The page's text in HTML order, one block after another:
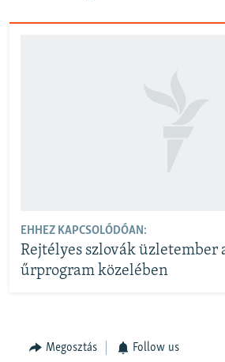
EHHEZ KAPCSOLÓDÓAN:
Rejtélyes szlovák üzletember
űrprogram közelében
Megosztás Follow us